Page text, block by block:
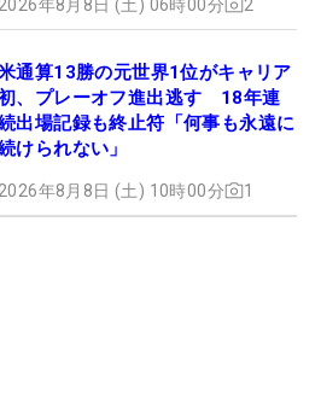
2026年8月8日 (土) 06時00分 2
通算13勝の元世界1位がキャリア
、プレーオフ進出逃す 18年連
出場記録も終止符「何事も永遠に
けられない」
2026年8月8日 (土) 10時00分 1